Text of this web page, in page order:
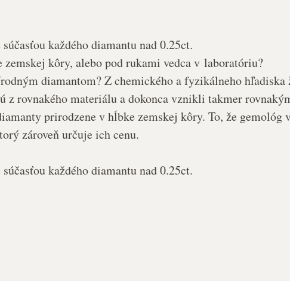
každého diamantu nad 0.25ct.
kôry, alebo pod rukami vedca v laboratóriu?
diamantom? Z chemického a fyzikálneho
rovnakého materiálu a dokonca vznikli takmer
prirodzene v hĺbke zemskej kôry. To, že
zároveň určuje ich cenu.
každého diamantu nad 0.25ct.